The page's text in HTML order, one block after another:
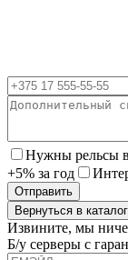
Нужны рельсы
+5% за год
Вернуться в каталог
Извините, мы
Б/у серверы с